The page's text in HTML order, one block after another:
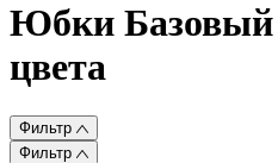
Юбки Базовый
цвета
Фильтр
Фильтр